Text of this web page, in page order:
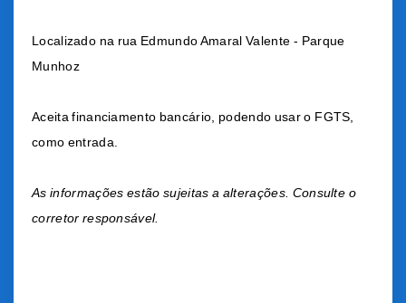
Localizado na rua Edmundo Amaral Valente - Parque
Munhoz
Aceita financiamento bancário, podendo usar o FGTS,
como entrada.
As informações estão sujeitas a alterações. Consulte o
corretor responsável.